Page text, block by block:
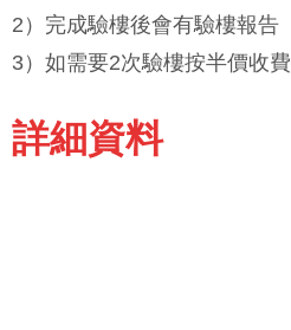
2）完成驗樓後會有驗樓報告
3）如需要2次驗樓按半價收費
詳細資料